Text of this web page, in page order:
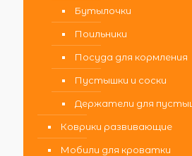
Бутылочки
Поильники
Посуда для кормления
Пустышки и соски
Держатели для
Коврики развивающие
Мобили для кроватки